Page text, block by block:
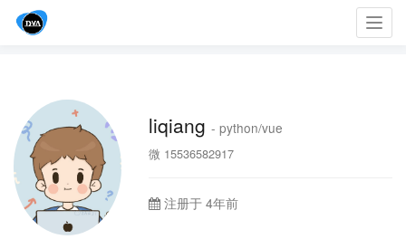
liqiang- python/vue
微 15536582917
注册于 4年前